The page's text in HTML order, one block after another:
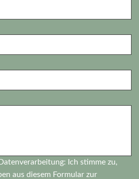
Ich stimme zu,
aus diesem Formular zur